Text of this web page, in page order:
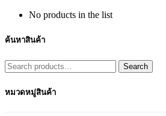
No products in the list
ค้นหาสินค้า
Search
for:
Search
หมวดหมู่สินค้า